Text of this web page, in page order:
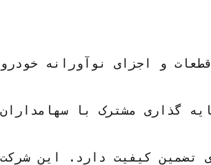
گذاری مشترک با
تضمین کیفیت دارد. این